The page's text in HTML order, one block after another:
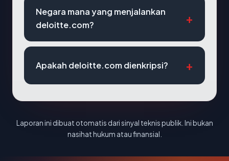
Negara mana yang menjalankan
deloitte.com?
Apakah deloitte.com dienkripsi?
Laporan ini dibuat otomatis dari sinyal teknis publik. Ini bukan
nasihat hukum atau finansial.